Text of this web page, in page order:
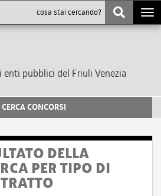
pubblici del Friuli Venezia
CERCA CONCORSI
DELLA
PER TIPO DI